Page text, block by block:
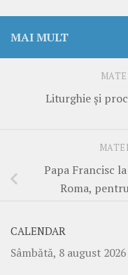
MAI MULT
Liturghie și
Papa Francisc
Roma,
CALENDAR
Sâmbătă, 8 august 2026